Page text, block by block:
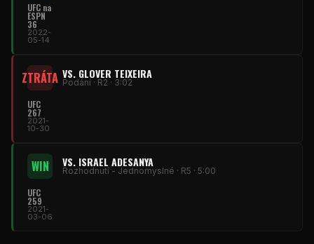
UFC na
ESPN
36
2022-
05-14
ZTRÁTA VS. GLOVER TEIXEIRA
Podání · R2 · 3:02
UFC
267
2021-
10-30
WIN VS. ISRAEL ADESANYA
Rozhodnutí - Jednomyslné · R5 · 5:00
UFC
259
2021-
03-06